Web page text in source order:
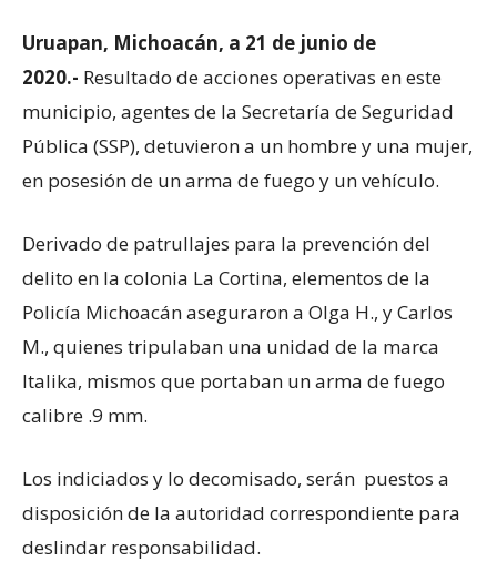
Uruapan, Michoacán, a 21 de junio de
2020.- Resultado de acciones operativas en este
municipio, agentes de la Secretaría de Seguridad
Pública (SSP), detuvieron a un hombre y una mujer,
en posesión de un arma de fuego y un vehículo.
Derivado de patrullajes para la prevención del
delito en la colonia La Cortina, elementos de la
Policía Michoacán aseguraron a Olga H., y Carlos
M., quienes tripulaban una unidad de la marca
Italika, mismos que portaban un arma de fuego
calibre .9 mm.
Los indiciados y lo decomisado, serán puestos a
disposición de la autoridad correspondiente para
deslindar responsabilidad.